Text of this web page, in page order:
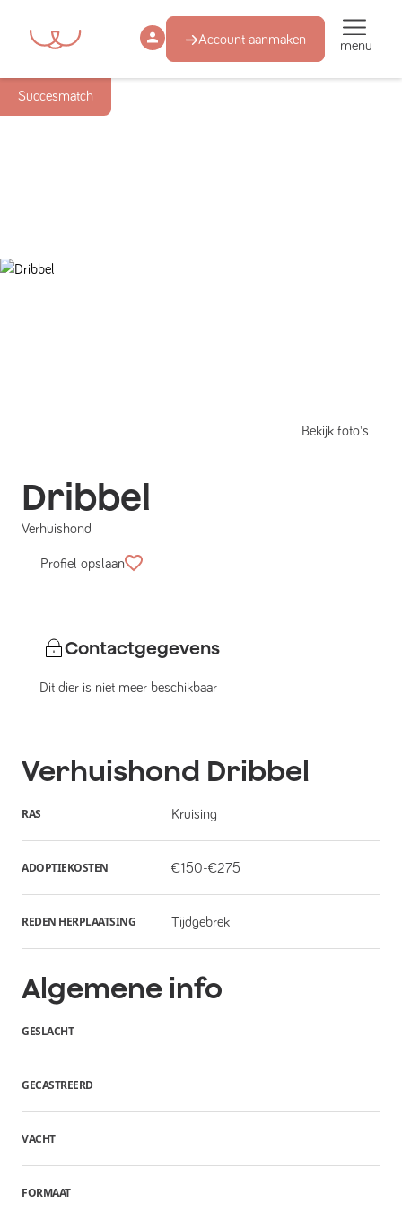
Account aanmaken menu
Succesmatch
Bekijk foto's
Dribbel
Verhuishond
Profiel opslaan
Contactgegevens
Dit dier is niet meer beschikbaar
Verhuishond Dribbel
RAS Kruising
ADOPTIEKOSTEN €150-€275
REDEN HERPLAATSING Tijdgebrek
Algemene info
GESLACHT
GECASTREERD
VACHT
FORMAAT